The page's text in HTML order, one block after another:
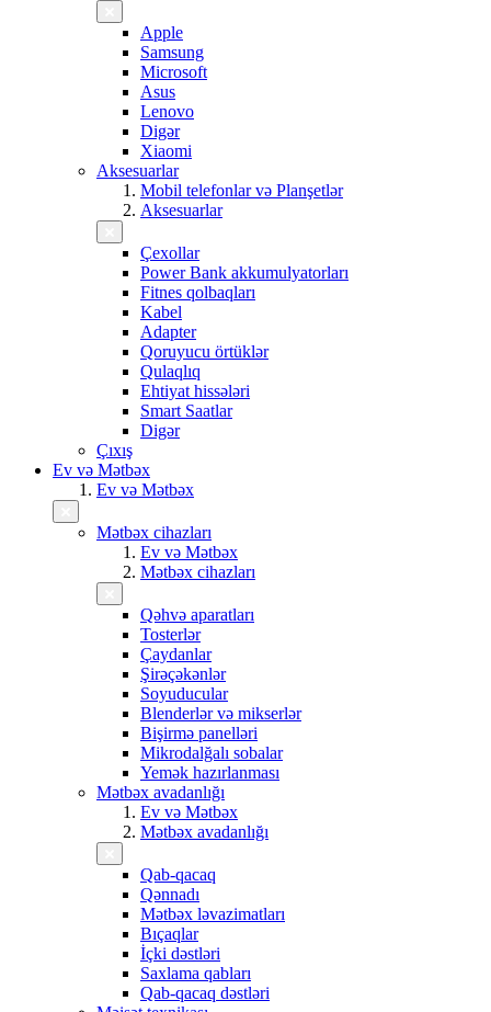
Apple
Samsung
Microsoft
Asus
Lenovo
Digər
Xiaomi
Aksesuarlar
Mobil telefonlar və Planşetlər
Aksesuarlar
Çexollar
Power Bank akkumulyatorları
Fitnes qolbaqları
Kabel
Adapter
Qoruyucu örtüklər
Qulaqlıq
Ehtiyat hissələri
Smart Saatlar
Digər
Çıxış
Ev və Mətbəx
Ev və Mətbəx
Mətbəx cihazları
Ev və Mətbəx
Mətbəx cihazları
Qəhvə aparatları
Tosterlər
Çaydanlar
Şirəçəkənlər
Soyuducular
Blenderlər və mikserlər
Bişirmə panelləri
Mikrodalğalı sobalar
Yemək hazırlanması
Mətbəx avadanlığı
Ev və Mətbəx
Mətbəx avadanlığı
Qab-qacaq
Qənnadı
Mətbəx ləvazimatları
Bıçaqlar
İçki dəstləri
Saxlama qabları
Qab-qacaq dəstləri